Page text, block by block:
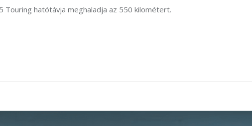
hatótávja meghaladja az 550 kilométert.